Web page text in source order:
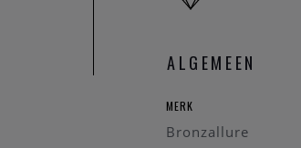
ALGEMEEN
MERK
Bronzallure